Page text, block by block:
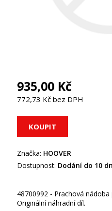
935,00 Kč
772,73 Kč bez DPH
Značka: HOOVER
Dostupnost: Dodání do 10
48700992 - Prachová
Originální náhradní díl.